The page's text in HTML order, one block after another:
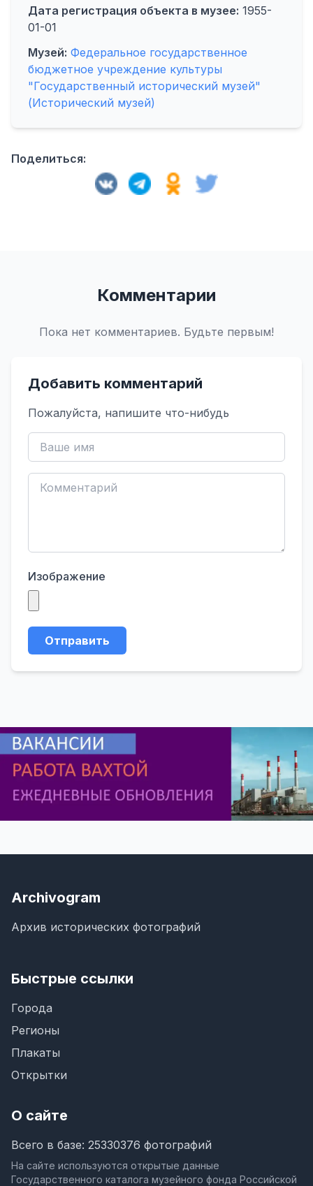
Дата регистрация объекта в музее: 1955-
01-01
Музей: Федеральное государственное
бюджетное учреждение культуры
"Государственный исторический музей"
(Исторический музей)
Поделиться:
Комментарии
Пока нет комментариев. Будьте первым!
Добавить комментарий
Пожалуйста, напишите что-нибудь
Изображение
Отправить
Archivogram
Архив исторических фотографий
Быстрые ссылки
Города
Регионы
Плакаты
Открытки
О сайте
Всего в базе: 25330376 фотографий
На сайте используются открытые данные
Государственного каталога музейного фонда Российской